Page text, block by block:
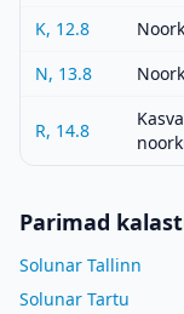
K, 12.8
N, 13.8
R, 14.8
Parimad
Solunar Tallinn
Solunar Tartu